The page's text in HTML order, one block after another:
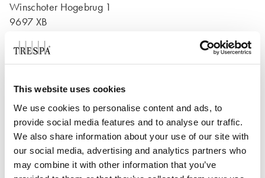
This website uses cookies
We use cookies to personalise content and ads, to
provide social media features and to analyse our traffic.
We also share information about your use of our site with
our social media, advertising and analytics partners who
may combine it with other information that you’ve
Winschoter Hogebrug 1
9697 XB
Países Baixos